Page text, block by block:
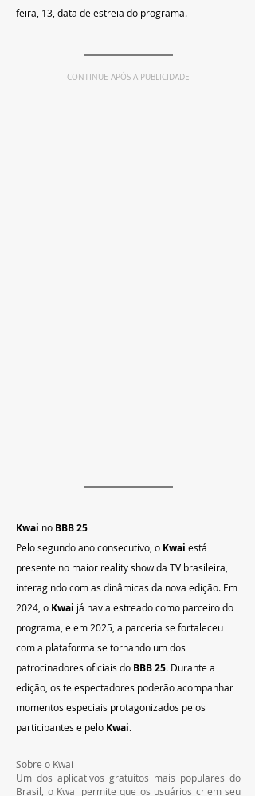
feira, 13, data de estreia do programa.
CONTINUE APÓS A PUBLICIDADE
Kwai no BBB 25
Pelo segundo ano consecutivo, o Kwai está
presente no maior reality show da TV brasileira,
interagindo com as dinâmicas da nova edição. Em
2024, o Kwai já havia estreado como parceiro do
programa, e em 2025, a parceria se fortaleceu
com a plataforma se tornando um dos
patrocinadores oficiais do BBB 25. Durante a
edição, os telespectadores poderão acompanhar
momentos especiais protagonizados pelos
participantes e pelo Kwai.
Sobre o Kwai
Um dos aplicativos gratuitos mais populares do
Brasil, o Kwai permite que os usuários criem seu